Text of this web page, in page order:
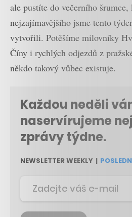
ale pustíte do večerního šrumce,
nejzajímavějšího jsme tento
vytvořili. Potěšíme milovníky
Číny i rychlých odjezdů z
někdo takový vůbec existuje.
Každou neděli
naservírujeme
zprávy týdne.
NEWSLETTER WEEKLY |